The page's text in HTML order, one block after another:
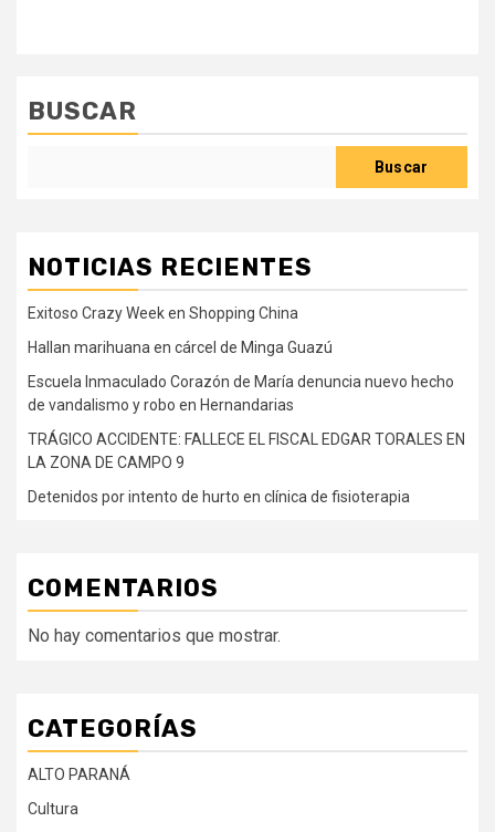
BUSCAR
Buscar
NOTICIAS RECIENTES
Exitoso Crazy Week en Shopping China
Hallan marihuana en cárcel de Minga Guazú
Escuela Inmaculado Corazón de María denuncia nuevo hecho
de vandalismo y robo en Hernandarias
TRÁGICO ACCIDENTE: FALLECE EL FISCAL EDGAR TORALES EN
LA ZONA DE CAMPO 9
Detenidos por intento de hurto en clínica de fisioterapia
COMENTARIOS
No hay comentarios que mostrar.
CATEGORÍAS
ALTO PARANÁ
Cultura